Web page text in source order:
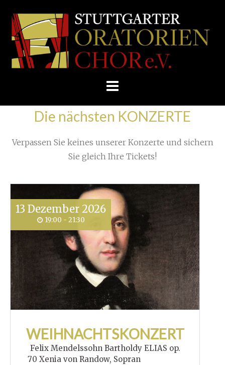
Skip
E.V.
Home Proben Zurück aus New York
Die nächsten KONZERTE
Verpassen Sie keines unserer Konzerte und sichern
Sie gleich Ihre Tickets!
13 Dezember 2026
19:00 - 21:30
WEIHNACHTSKONZERT
Felix Mendelssohn Bartholdy ELIAS op.
70 Xenia von Randow, Sopran